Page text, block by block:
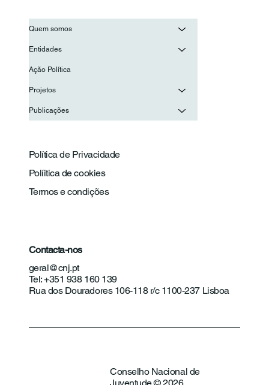
Quem somos
Entidades
Ação Política
Projetos
Publicações
Política de Privacidade
Termos e condições
Políitica de cookies
Contacta-nos
geral@cnj.pt
Tel: +351 938 160 139
Rua dos Douradores 106-118 r/c 1100-237 Lisboa
Conselho Nacional de
Juventude © 2026